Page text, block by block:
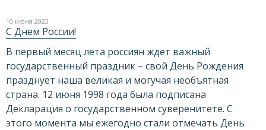
10 июня 2023
С Днем России!
В первый месяц лета россиян ждет важный
государственный праздник – свой День Рождения
празднует наша великая и могучая необъятная
страна. 12 июня 1998 года была подписана
Декларация о государственном суверенитете. С
этого момента мы ежегодно стали отмечать День